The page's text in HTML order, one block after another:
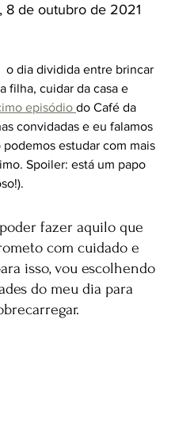
8 de outubro de 2021
o dia dividida entre brincar
filha, cuidar da casa e
episódio do Café da
convidadas e eu falamos
podemos estudar com mais
Spoiler: está um papo
fazer aquilo que
com cuidado e
isso, vou escolhendo
do meu dia para